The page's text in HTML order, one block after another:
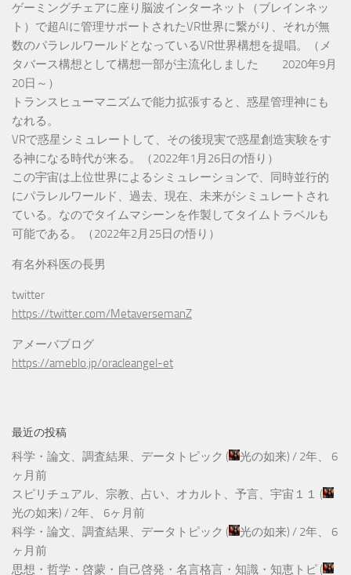
ゲーミングチェアに座り脳波インターネット（ブレインネッ
ト）で超AIに管理サポートされたVR世界に繋がり、それが無
数のパラレルワールドとなっているVR世界構想を提唱。（メ
タバース構想として構想一部が主流化しました 2020年9月
20日～）
トランスヒューマニズムで能力拡張すると、惑星管理神にも
なれる。
VRで惑星シミュレートして、その後現実で惑星創造実験をす
る神になる時代が来る。（2022年1月26日の悟り）
この宇宙は上位世界によるシミュレーションで、同時並行的
にパラレルワールド、過去、現在、未来がシミュレートされ
ている。なのでタイムマシーンを作製してタイムトラベルも
可能である。（2022年2月25日の悟り）
有名外科医の長男
twitter
https://twitter.com/MetaversemanZ
アメーバブログ
https://ameblo.jp/oracleangel-et
最近の投稿
科学・論文、調査結果、データトピック ( 光の如来) / 2年、 6
ヶ月前
スピリチュアル、宗教、占い、オカルト、予言、宇宙１１ (
光の如来) / 2年、 6ヶ月前
科学・論文、調査結果、データトピック ( 光の如来) / 2年、 6
ヶ月前
思想・哲学・啓蒙・自己啓発・名言格言・知識・知恵トピ (